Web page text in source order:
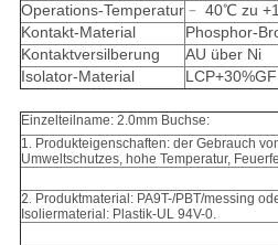
Operations-Temperatur ﹣ 40℃ zu
Kontakt-Material
Phosphor-
Kontaktversilberung
AU über Ni
Isolator-Material
Einzelteilname: 2.0mm Buchse:
1. Produkteigenschaften: der Gebrauch
Umweltschutzes, hohe Temperatur,
2. Produktmaterial: PA9T-/PBT/messing
Isoliermaterial: Plastik-UL 94V-0.